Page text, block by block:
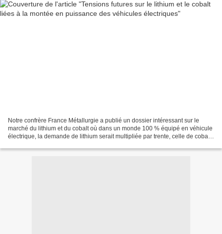
Notre confrère France Métallurgie a publié un dossier intéressant sur le
marché du lithium et du cobalt où dans un monde 100 % équipé en véhicule
électrique, la demande de lithium serait multipliée par trente, celle de cobalt